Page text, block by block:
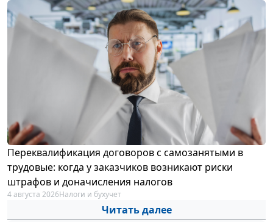
Переквалификация договоров с самозанятыми в
трудовые: когда у заказчиков возникают риски
штрафов и доначисления налогов
4 августа 2026Налоги и бухучет
Читать далее